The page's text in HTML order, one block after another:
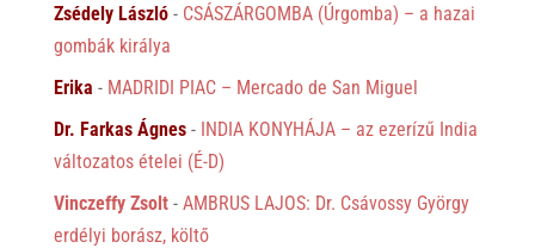
Zsédely László- CSÁSZÁRGOMBA (Úrgomba) – a hazai
gombák királya
Erika - MADRIDI PIAC – Mercado de San Miguel
Dr. Farkas Ágnes- INDIA KONYHÁJA – az ezerízű India
változatos ételei (É-D)
Vinczeffy Zsolt- AMBRUS LAJOS: Dr. Csávossy György
erdélyi borász, költő